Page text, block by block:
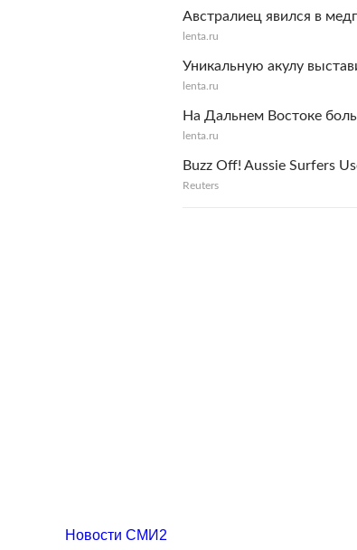
Австралиец явился в
lenta.ru
Уникальную акулу
lenta.ru
На Дальнем Востоке
lenta.ru
Buzz Off! Aussie Surfers
Reuters
Новости СМИ2